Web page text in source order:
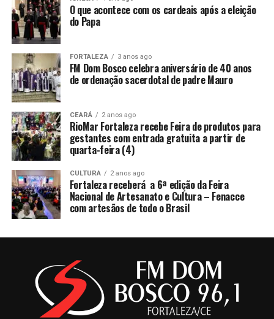
O que acontece com os cardeais após a eleição
do Papa
FORTALEZA 3 anos ago
FM Dom Bosco celebra aniversário de 40 anos
de ordenação sacerdotal de padre Mauro
CEARÁ 2 anos ago
RioMar Fortaleza recebe Feira de produtos para
gestantes com entrada gratuita a partir de
quarta-feira (4)
CULTURA 2 anos ago
Fortaleza receberá a 6ª edição da Feira
Nacional de Artesanato e Cultura – Fenacce
com artesãos de todo o Brasil